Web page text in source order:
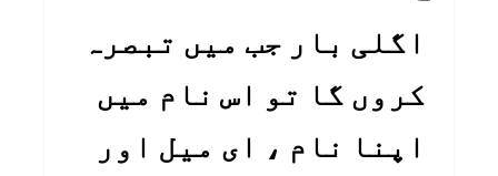
اگلی بار جب میں تبصرہ
کروں گا تو اس نام میں
اپنا نام ، ای میل اور